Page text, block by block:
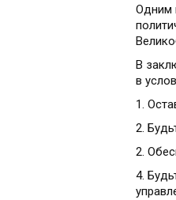
Одним
В
в
1.
2.
2.
4.